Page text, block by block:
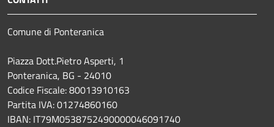
Comune di Ponteranica
Piazza Dott.Pietro Asperti, 1
Ponteranica, BG - 24010
Codice Fiscale: 80013910163
Partita IVA: 01274860160
IBAN: IT79M0538752490000046091740